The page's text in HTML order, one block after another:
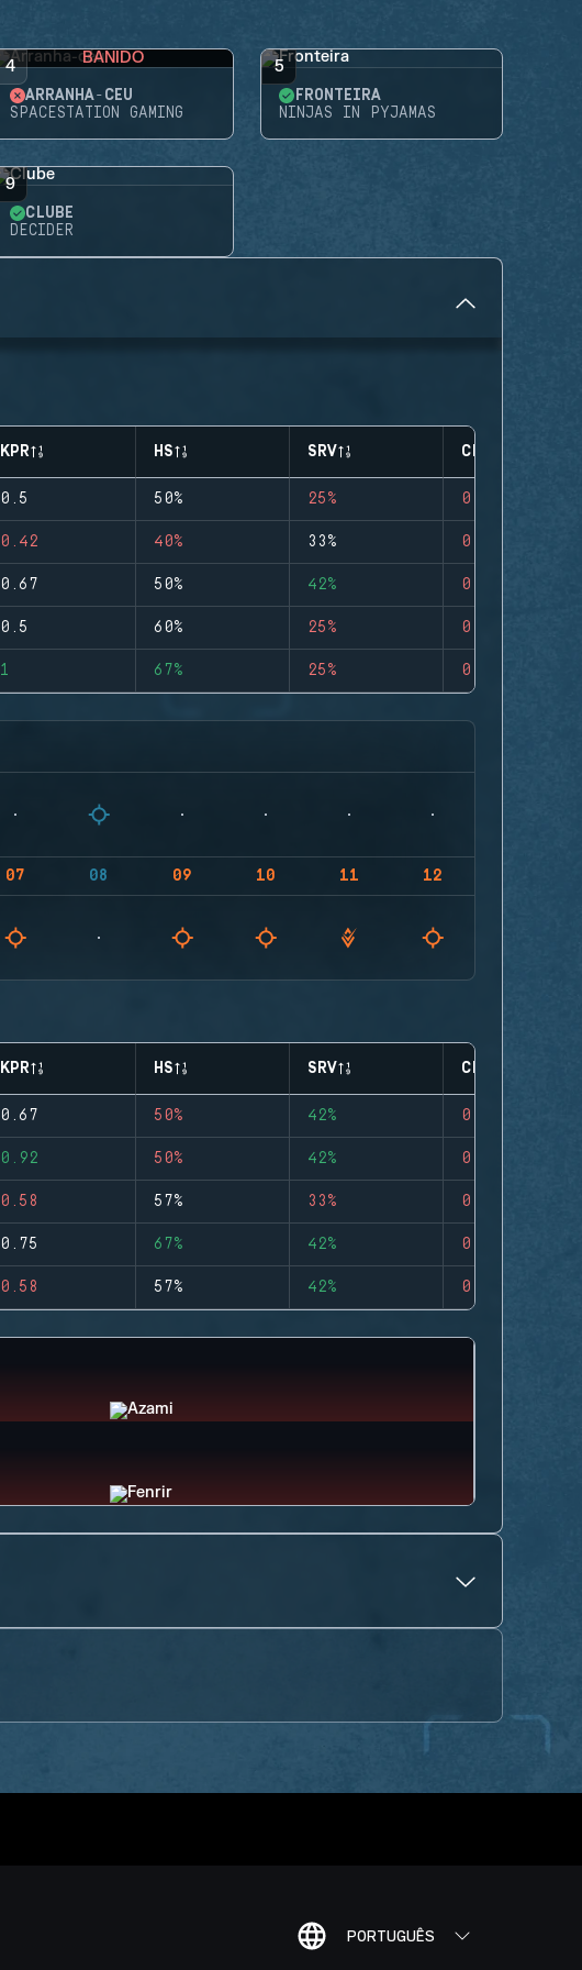
4 BANIDO
ARRANHA-CÉU
SPACESTATION GAMING
5
FRONTEIRA
NINJAS IN PYJAMAS
9
CLUBE
DECIDER
KPR HS SRV CLUTCHES
0.5 50% 25% 0
0.42 40% 33% 0
0.67 50% 42% 0
0.5 60% 25% 0
1 67% 25% 0
07 08 09 10 11 12
KPR HS SRV CLUTCHES
0.67 50% 42% 0
0.92 50% 42% 0
0.58 57% 33% 0
0.75 67% 42% 0
0.58 57% 42% 0
PORTUGUÊS